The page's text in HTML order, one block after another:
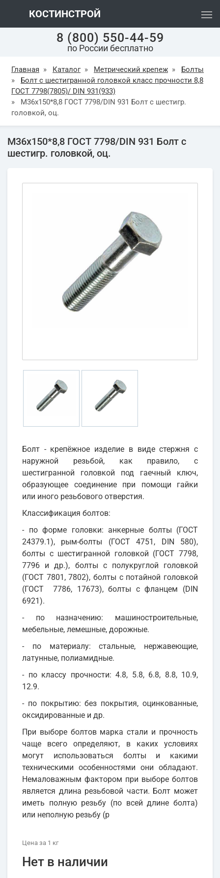
КОСТИНСТРОЙ
8 (800) 550-44-59
по России бесплатно
Главная » Каталог » Метрический крепеж »
Болты
»
Болт с шестигранной головкой класс прочности 8,8
ГОСТ 7798(7805)/ DIN 931(933)
»
М36х150*8,8 ГОСТ 7798/DIN 931 Болт с шестигр.
головкой, оц.
М36х150*8,8 ГОСТ 7798/DIN 931 Болт с
шестигр. головкой, оц.
Болт - крепёжное изделие в виде стержня с
наружной резьбой, как правило, с
шестигранной головкой под гаечный ключ,
образующее соединение при помощи гайки
или иного резьбового отверстия.
Классификация болтов:
- по форме головки: анкерные болты (ГОСТ
24379.1), рым-болты (ГОСТ 4751, DIN 580),
болты с шестигранной головкой (ГОСТ 7798,
7796 и др.), болты с полукруглой головкой
(ГОСТ 7801, 7802), болты с потайной головкой
(ГОСТ 7786, 17673), болты с фланцем (DIN
6921).
- по назначению: машиностроительные,
мебельные, лемешные, дорожные.
- по материалу: стальные, нержавеющие,
латунные, полиамидные.
- по классу прочности: 4.8, 5.8, 6.8, 8.8, 10.9,
12.9.
- по покрытию: без покрытия, оцинкованные,
оксидированные и др.
При выборе болтов марка стали и прочность
чаще всего определяют, в каких условиях
могут использоваться болты и какими
техническими особенностями они обладают.
Немаловажным фактором при выборе болтов
является длина резьбовой части. Болт может
иметь полную резьбу (по всей длине болта)
или неполную резьбу (р
Цена за 1 кг
Нет в наличии